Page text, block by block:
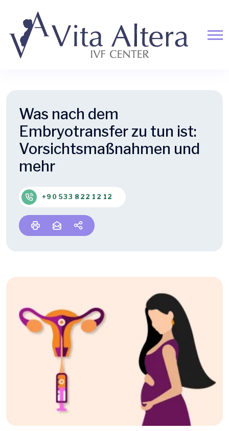
Was nach dem
Embryotransfer zu tun ist:
Vorsichtsmaßnahmen und
mehr
+90 533 822 12 12